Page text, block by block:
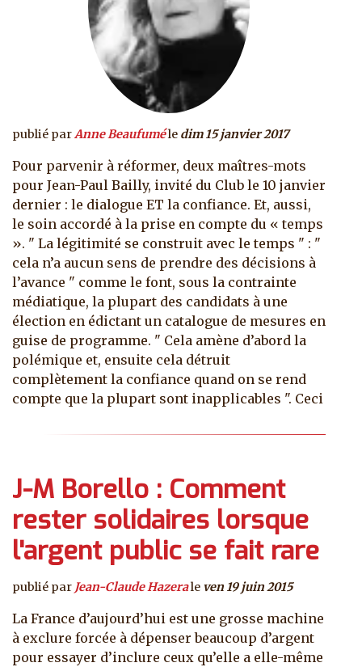
publié par Anne Beaufuméle dim 15 janvier 2017
Pour parvenir à réformer, deux maîtres-mots
pour Jean-Paul Bailly, invité du Club le 10 janvier
dernier : le dialogue ET la confiance. Et, aussi,
le soin accordé à la prise en compte du « temps
». " La légitimité se construit avec le temps " : "
cela n’a aucun sens de prendre des décisions à
l’avance " comme le font, sous la contrainte
médiatique, la plupart des candidats à une
élection en édictant un catalogue de mesures en
guise de programme. " Cela amène d’abord la
polémique et, ensuite cela détruit
complètement la confiance quand on se rend
compte que la plupart sont inapplicables ". Ceci
J-M Borello : Comment
rester solidaires lorsque
l'argent public se fait rare
publié par Jean-Claude Hazerale ven 19 juin 2015
La France d’aujourd’hui est une grosse machine
à exclure forcée à dépenser beaucoup d’argent
pour essayer d’inclure ceux qu’elle a elle-même